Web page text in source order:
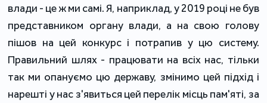
влади - це ж ми самі. Я, наприклад, у 2019 році не був
представником органу влади, а на свою голову
пішов на цей конкурс і потрапив у цю систему.
Правильний шлях - працювати на всіх нас, тільки
так ми опануємо цю державу, змінимо цей підхід і
нарешті у нас з'явиться цей перелік місць пам'яті, за